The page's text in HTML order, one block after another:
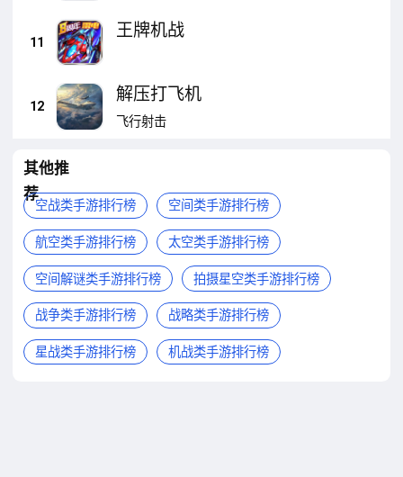
11
王牌机战
12
解压打飞机
飞行射击
其他推
荐
空战类手游排行榜 空间类手游排行榜
航空类手游排行榜 太空类手游排行榜
空间解谜类手游排行榜 拍摄星空类手游排行榜
战争类手游排行榜 战略类手游排行榜
星战类手游排行榜 机战类手游排行榜